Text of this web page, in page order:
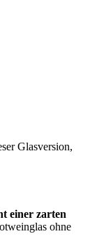
Glasversion,
einer zarten
ohne